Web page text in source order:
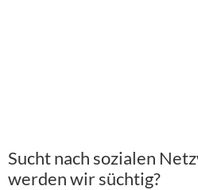
Sucht nach sozialen
werden wir süchtig?